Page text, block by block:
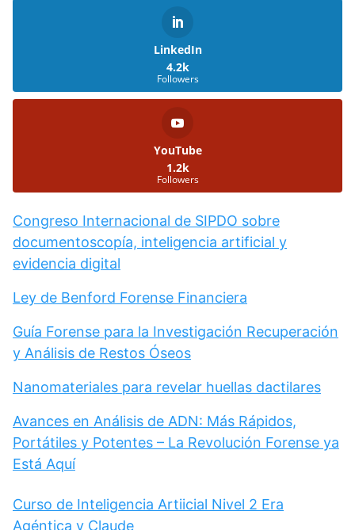
LinkedIn
4.2k
Followers
YouTube
1.2k
Followers
Congreso Internacional de SIPDO sobre
documentoscopía, inteligencia artificial y
evidencia digital
Ley de Benford Forense Financiera
Guía Forense para la Investigación Recuperación
y Análisis de Restos Óseos
Nanomateriales para revelar huellas dactilares
Avances en Análisis de ADN: Más Rápidos,
Portátiles y Potentes – La Revolución Forense ya
Está Aquí
Curso de Inteligencia Artiicial Nivel 2 Era
Agéntica y Claude